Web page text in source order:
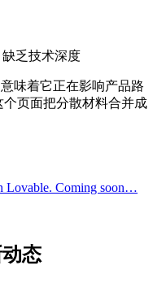
缺乏技术深度
味着它正在影响产品路
页面把分散材料合并成
Lovable. Coming soon…
态